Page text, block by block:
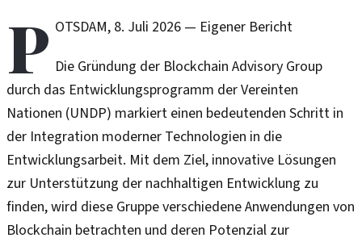
P OTSDAM, 8. Juli 2026— Eigener Bericht
Die Gründung der Blockchain Advisory Group
durch das Entwicklungsprogramm der Vereinten
Nationen (UNDP) markiert einen bedeutenden Schritt in
der Integration moderner Technologien in die
Entwicklungsarbeit. Mit dem Ziel, innovative Lösungen
zur Unterstützung der nachhaltigen Entwicklung zu
finden, wird diese Gruppe verschiedene Anwendungen von
Blockchain betrachten und deren Potenzial zur